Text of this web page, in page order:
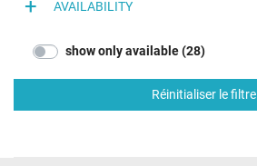
AVAILABILITY
show only available (28)
Réinitialiser le filtre